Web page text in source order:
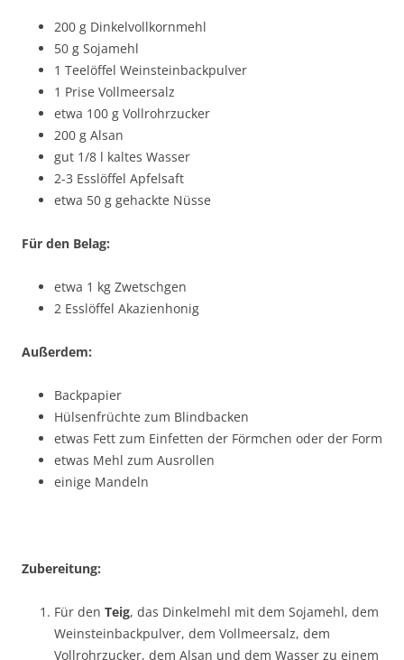
200 g Dinkelvollkornmehl
50 g Sojamehl
1 Teelöffel Weinsteinbackpulver
1 Prise Vollmeersalz
etwa 100 g Vollrohrzucker
200 g Alsan
gut 1/8 l kaltes Wasser
2-3 Esslöffel Apfelsaft
etwa 50 g gehackte Nüsse
Für den Belag:
etwa 1 kg Zwetschgen
2 Esslöffel Akazienhonig
Außerdem:
Backpapier
Hülsenfrüchte zum Blindbacken
etwas Fett zum Einfetten der Förmchen oder der Form
etwas Mehl zum Ausrollen
einige Mandeln
Zubereitung:
Für den Teig, das Dinkelmehl mit dem Sojamehl, dem
Weinsteinbackpulver, dem Vollmeersalz, dem
Vollrohrzucker, dem Alsan und dem Wasser zu einem